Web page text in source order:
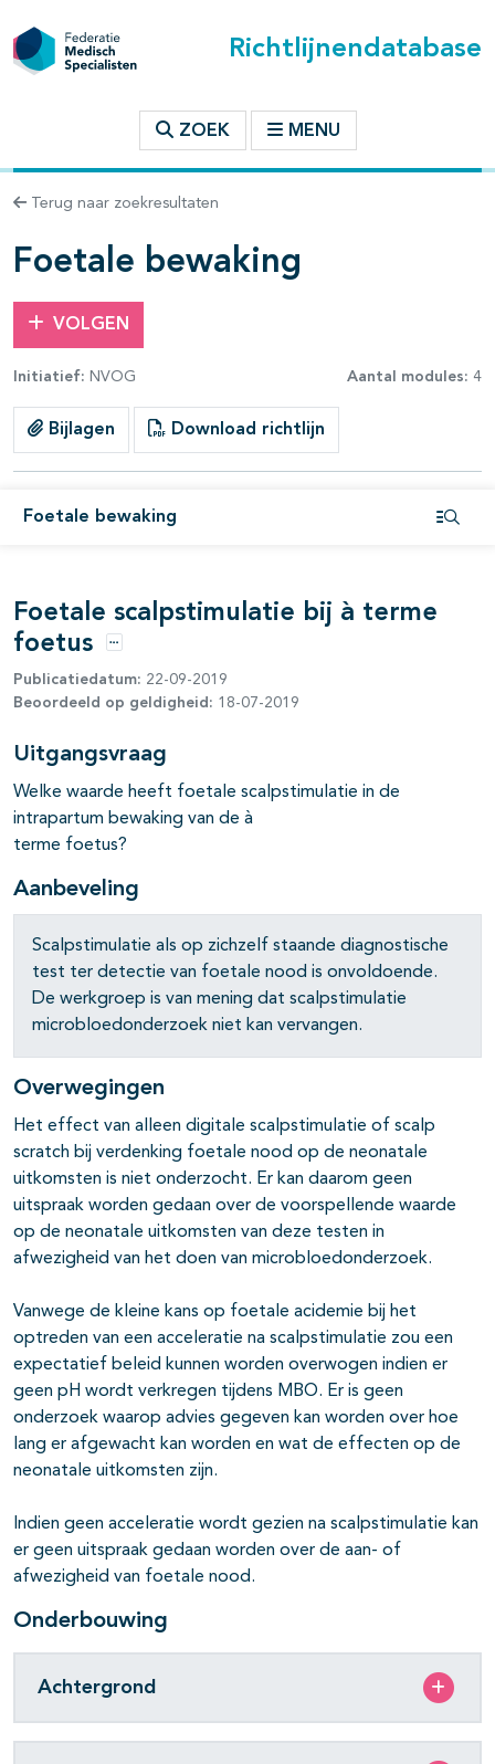
Richtlijnendatabase
ZOEK MENU
Terug naar zoekresultaten
Foetale bewaking
VOLGEN
Initiatief: NVOG Aantal modules: 4
Bijlagen Download richtlijn
Foetale bewaking
binnen deze richtlijn
Foetale scalpstimulatie bij à terme
foetus
Opties
Publicatiedatum: 22-09-2019
Beoordeeld op geldigheid: 18-07-2019
Uitgangsvraag
Welke waarde heeft foetale scalpstimulatie in de
intrapartum bewaking van de à
terme foetus?
Aanbeveling
Scalpstimulatie als op zichzelf staande diagnostische
test ter detectie van foetale nood is onvoldoende.
De werkgroep is van mening dat scalpstimulatie
microbloedonderzoek niet kan vervangen.
Overwegingen
Het effect van alleen digitale scalpstimulatie of scalp
scratch bij verdenking foetale nood op de neonatale
uitkomsten is niet onderzocht. Er kan daarom geen
uitspraak worden gedaan over de voorspellende waarde
op de neonatale uitkomsten van deze testen in
afwezigheid van het doen van microbloedonderzoek.
Vanwege de kleine kans op foetale acidemie bij het
optreden van een acceleratie na scalpstimulatie zou een
expectatief beleid kunnen worden overwogen indien er
geen pH wordt verkregen tijdens MBO. Er is geen
onderzoek waarop advies gegeven kan worden over hoe
lang er afgewacht kan worden en wat de effecten op de
neonatale uitkomsten zijn.
Indien geen acceleratie wordt gezien na scalpstimulatie kan
er geen uitspraak gedaan worden over de aan- of
afwezigheid van foetale nood.
Onderbouwing
Achtergrond